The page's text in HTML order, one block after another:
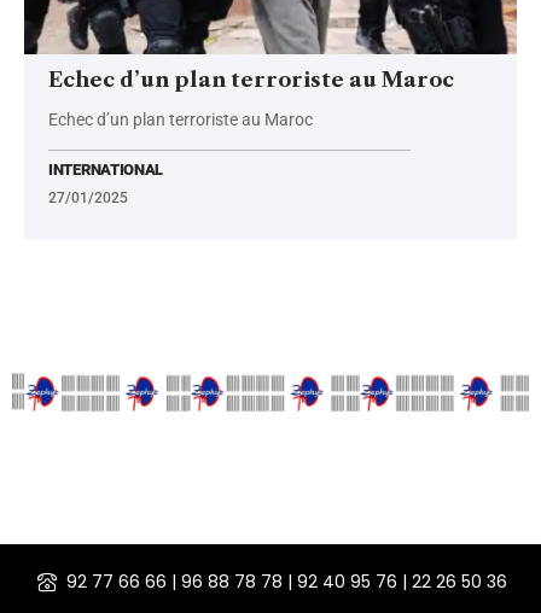
Echec d’un plan terroriste au Maroc
Echec d’un plan terroriste au Maroc
INTERNATIONAL
27/01/2025
92 77 66 66 | 96 88 78 78 | 92 40 95 76 | 22 26 50 36